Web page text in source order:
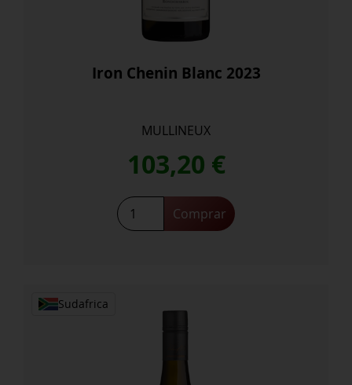
Iron Chenin Blanc 2023
MULLINEUX
103,20 €
Iron
Chenin
Comprar
Sudafrica